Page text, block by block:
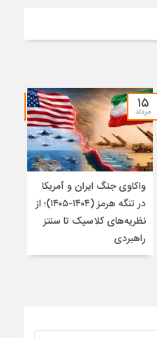
۱۵
مرداد
واکاوی جنگ ایران و آمریکا
در تنگه هرمز (۱۴۰۴-۱۴۰۵)؛ از
نظریه‌های کلاسیک تا سنتز
راهبردی